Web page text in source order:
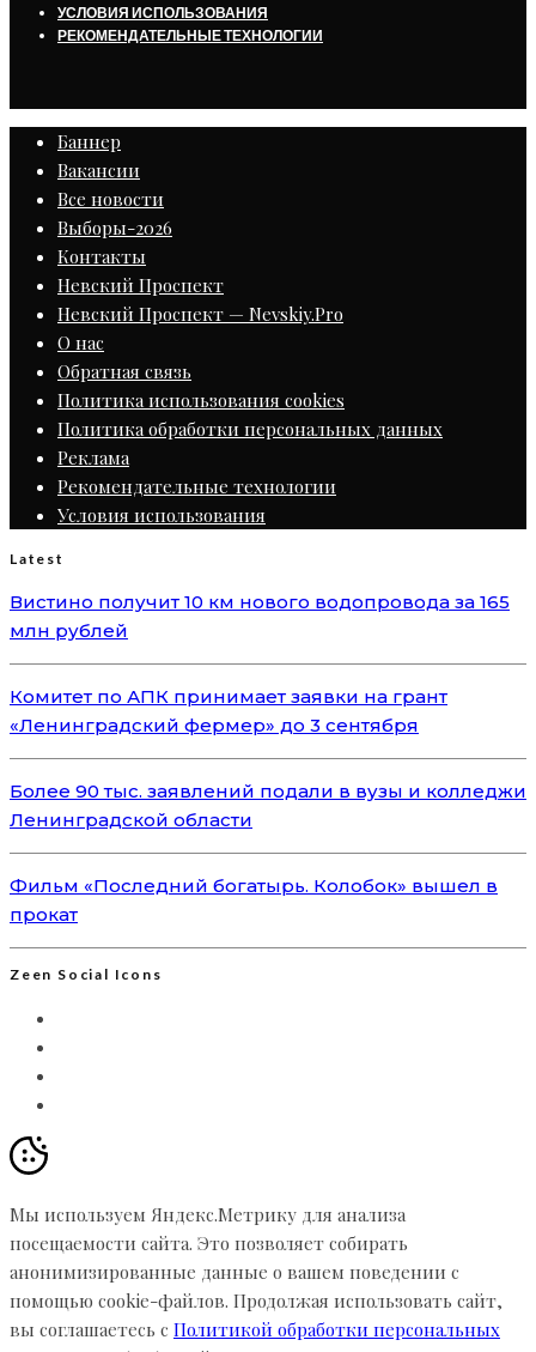
УСЛОВИЯ ИСПОЛЬЗОВАНИЯ
РЕКОМЕНДАТЕЛЬНЫЕ ТЕХНОЛОГИИ
Баннер
Вакансии
Все новости
Выборы-2026
Контакты
Невский Проспект
Невский Проспект — Nevskiy.Pro
О нас
Обратная связь
Политика использования cookies
Политика обработки персональных данных
Реклама
Рекомендательные технологии
Условия использования
Latest
Вистино получит 10 км нового водопровода за 165
млн рублей
Комитет по АПК принимает заявки на грант
«Ленинградский фермер» до 3 сентября
Более 90 тыс. заявлений подали в вузы и колледжи
Ленинградской области
Фильм «Последний богатырь. Колобок» вышел в
прокат
Zeen Social Icons
Мы используем Яндекс.Метрику для анализа
посещаемости сайта. Это позволяет собирать
анонимизированные данные о вашем поведении с
помощью cookie-файлов. Продолжая использовать сайт,
вы соглашаетесь с Политикой обработки персональных